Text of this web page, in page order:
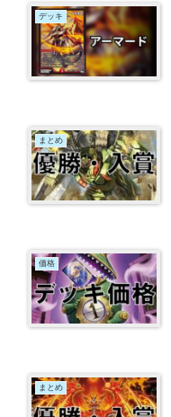
デッキ
まとめ
価格
まとめ